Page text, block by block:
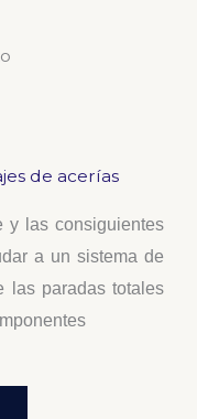
de acerías
y las consiguientes
a un sistema de
las paradas totales